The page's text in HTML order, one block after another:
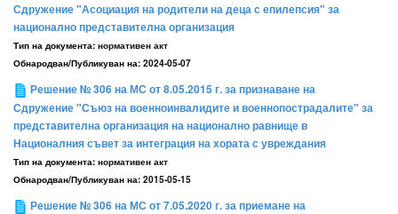
Сдружение "Асоциация на родители на деца с епилепсия" за
национално представителна организация
Тип на документа: нормативен акт
Обнародван/Публикуван на: 2024-05-07
Решение № 306 на МС от 8.05.2015 г. за признаване на
Сдружение "Съюз на военноинвалидите и военнопострадалите" за
представителна организация на национално равнище в
Националния съвет за интеграция на хората с увреждания
Тип на документа: нормативен акт
Обнародван/Публикуван на: 2015-05-15
Решение № 306 на МС от 7.05.2020 г. за приемане на